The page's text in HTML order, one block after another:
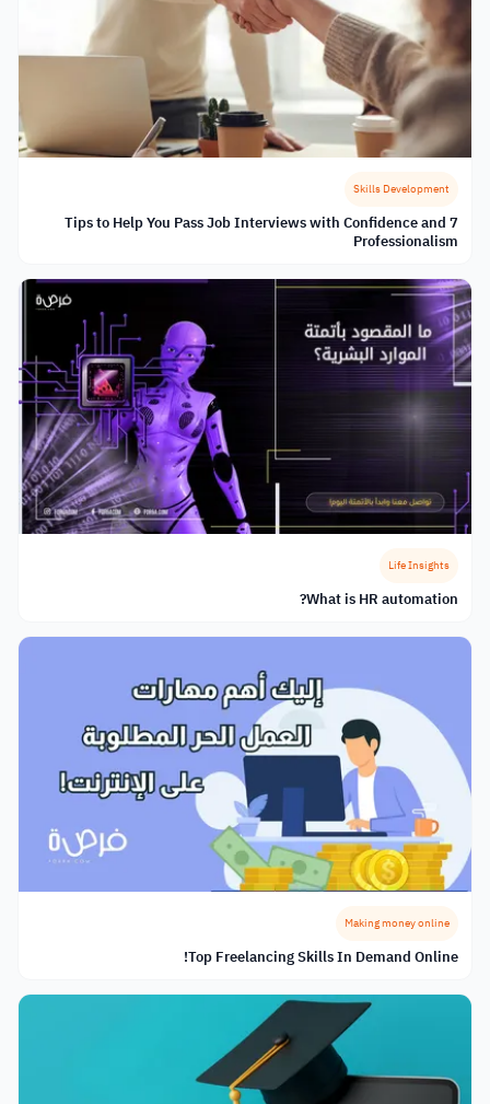
Skills Development
7 Tips to Help You Pass Job Interviews with Confidence and
Professionalism
Life Insights
What is HR automation?
Making money online
Top Freelancing Skills In Demand Online!